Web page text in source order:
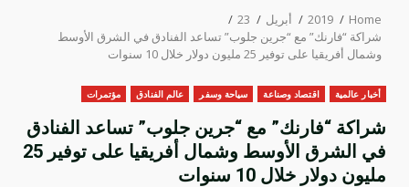
Home
2019 أبريل
23
شراكة “فارنك” مع “جرين جلوب” تساعد الفنادق في الشرق الأوسط
وشمال أفريقيا على توفير 25 مليون دولار خلال 10 سنوات
أخبار عالمية اقتصاد وصناعة سياحة وسفر عالم الفنادق مؤتمرات
شراكة “فارنك” مع “جرين جلوب” تساعد الفنادق
في الشرق الأوسط وشمال أفريقيا على توفير 25
مليون دولار خلال 10 سنوات